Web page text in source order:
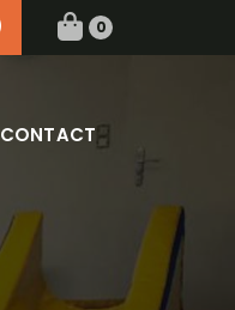
0
CONTACT